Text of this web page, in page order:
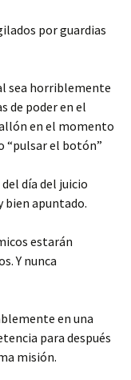
por guardias
sea horriblemente
de poder en el
en el momento
“pulsar el botón”
día del juicio
bien apuntado.
estarán
Y nunca
en una
para después
misión.